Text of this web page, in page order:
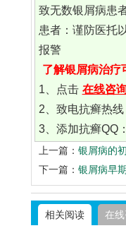
致无数银屑病患
患者：谨防医托
报警
了解银屑病治疗
1、点击 在线咨
2、致电抗癣热线
3、添加抗癣QQ：
上一篇： 银屑病的
下一篇： 银屑病早
相关阅读 在